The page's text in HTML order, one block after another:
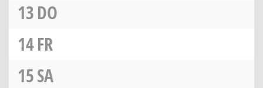
13DO
14FR
15SA